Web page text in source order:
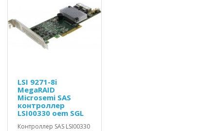
LSI 9271-8i
MegaRAID
Microsemi SAS
контроллер
LSI00330 oem SGL
Контроллер SAS LSI00330